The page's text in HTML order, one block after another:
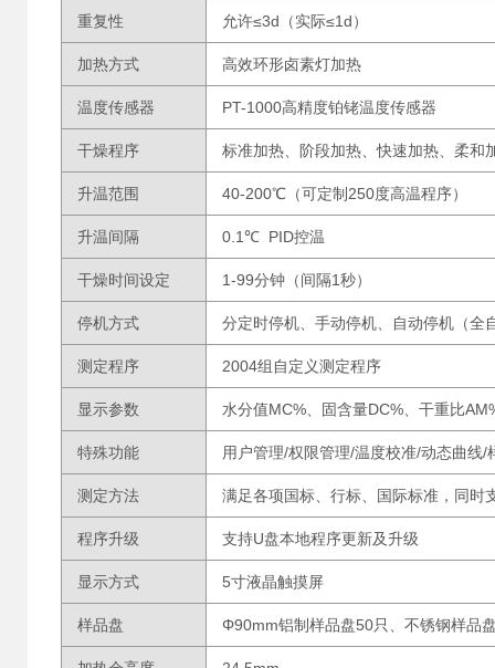
重复性 允许≤3d（实际≤1d）
加热方式 高效环形卤素灯加热
温度传感器 PT-1000高精度铂铑温度传感器
干燥程序 标准加热、阶段加热、快速加热、柔和
升温范围 40-200℃（可定制250度高温程序）
升温间隔 0.1℃ PID控温
干燥时间设定 1-99分钟（间隔1秒）
停机方式 分定时停机、手动停机、自动停机（全
测定程序 2004组自定义测定程序
显示参数 水分值MC%、固含量DC%、干重比
特殊功能 用户管理/权限管理/温度校准/动态曲线/
测定方法 满足各项国标、行标、国际标准，同时
程序升级 支持U盘本地程序更新及升级
显示方式 5寸液晶触摸屏
样品盘 Φ90mm铝制样品盘50只、不锈钢样品